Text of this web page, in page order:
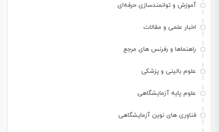
آموزش و توانمندسازی حرفه‌ای
اخبار علمی و مقالات
راهنماها و رفرنس های مرجع
علوم بالینی و پزشکی
علوم پایه آزمایشگاهی
فناوری های نوین آزمایشگاهی